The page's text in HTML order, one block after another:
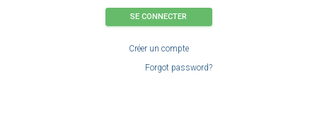
SE CONNECTER
Créer un compte
Forgot password?